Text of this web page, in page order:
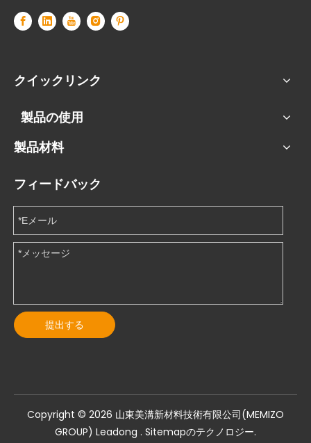
クイックリンク
製品の使用
製品材料
フィードバック
提出する
Copyright ©️ 2026 山東美溝新材料技術有限公司(MEMIZO
GROUP) Leadong . Sitemapのテクノロジー.